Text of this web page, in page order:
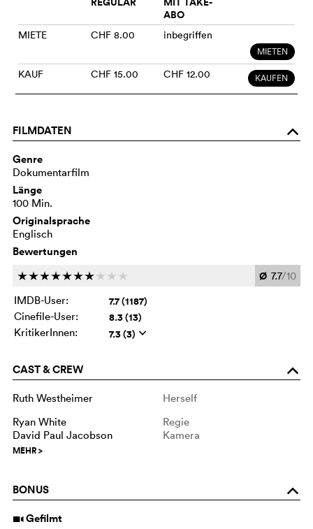
ABO
MIETE CHF 8.00 inbegriffen
MIETEN
KAUF CHF 15.00 CHF 12.00 KAUFEN
FILMDATEN o
Genre
Dokumentarfilm
Länge
100 Min.
Originalsprache
Englisch
Bewertungen
ccccccc c c c Ø 7.7/10
IMDB-User:
7.7 (1187)
Cinefile-User: 8.3 (13)
KritikerInnen: 7.3 (3) q
CAST & CREW o
Ruth Westheimer
Herself
Ryan White
Regie
David Paul Jacobson
Kamera
MEHR>
BONUS o
i Gefilmt